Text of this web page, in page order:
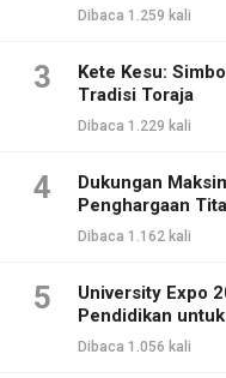
Dibaca 1.259 kali
3
Kete Kesu:
Tradisi Toraja
Dibaca 1.229 kali
4
Dukungan
Penghargaan
Dibaca 1.162 kali
5
University Expo
Pendidikan
Dibaca 1.056 kali